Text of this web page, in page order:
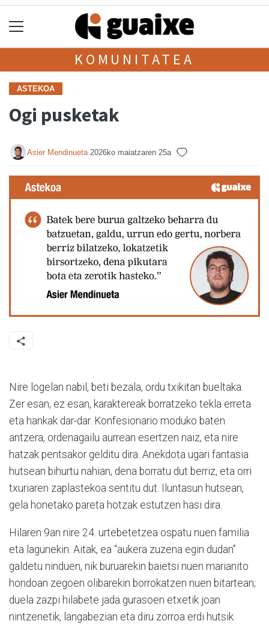
KOMUNITATEA
ASTEKOA
Ogi pusketak
Asier Mendinueta 2026ko maiatzaren 25a
Nire logelan nabil, beti bezala, ordu txikitan bueltaka.
Zer esan, ez esan, karaktereak borratzeko tekla erreta
eta hankak dar-dar. Konfesionario moduko baten
antzera, ordenagailu aurrean esertzen naiz, eta nire
hatzak pentsakor gelditu dira. Anekdota ugari fantasia
hutsean bihurtu nahian, dena borratu dut berriz, eta orri
txuriaren zaplastekoa sentitu dut. Iluntasun hutsean,
gela honetako pareta hotzak estutzen hasi dira.
Hilaren 9an nire 24. urtebetetzea ospatu nuen familia
eta lagunekin. Aitak, ea “aukera zuzena egin dudan”
galdetu ninduen, nik buruarekin baietsi nuen marianito
hondoan zegoen olibarekin borrokatzen nuen bitartean;
duela zazpi hilabete jada gurasoen etxetik joan
nintzenetik, langabezian eta diru zorroa erdi hutsik.